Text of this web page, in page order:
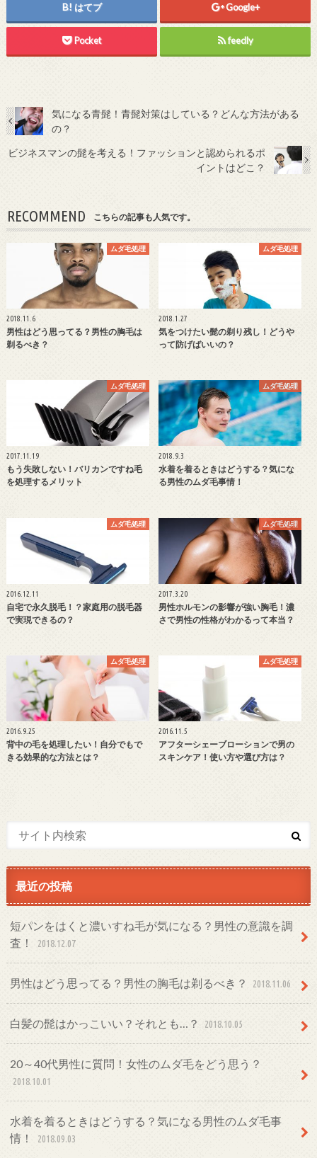
はてブ Google+
Pocket feedly
気になる青髭！青髭対策はしている？どんな方法がある
の？
ビジネスマンの髭を考える！ファッションと認められるポ
イントはどこ？
RECOMMEND こちらの記事も人気です。
ムダ毛処理
2018.11.6
男性はどう思ってる？男性の胸毛は
剃るべき？
ムダ毛処理
2018.1.27
気をつけたい髭の剃り残し！どうや
って防げばいいの？
ムダ毛処理
2017.11.19
もう失敗しない！バリカンですね毛
を処理するメリット
ムダ毛処理
2018.9.3
水着を着るときはどうする？気にな
る男性のムダ毛事情！
ムダ毛処理
2016.12.11
自宅で永久脱毛！？家庭用の脱毛器
で実現できるの？
ムダ毛処理
2017.3.20
男性ホルモンの影響が強い胸毛！濃
さで男性の性格がわかるって本当？
ムダ毛処理
2016.9.25
背中の毛を処理したい！自分でもで
きる効果的な方法とは？
ムダ毛処理
2016.11.5
アフターシェーブローションで男の
スキンケア！使い方や選び方は？
最近の投稿
短パンをはくと濃いすね毛が気になる？男性の意識を調
査！
2018.12.07
男性はどう思ってる？男性の胸毛は剃るべき？ 2018.11.06
白髪の髭はかっこいい？それとも…？ 2018.10.05
20～40代男性に質問！女性のムダ毛をどう思う？
2018.10.01
水着を着るときはどうする？気になる男性のムダ毛事
情！
2018.09.03